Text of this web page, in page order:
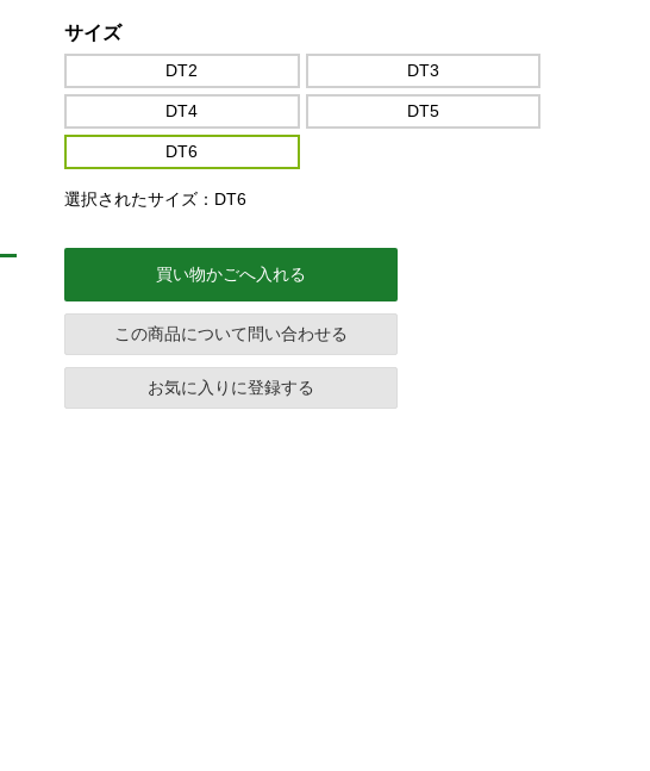
サイズ
DT2 DT3
DT4 DT5
DT6
選択されたサイズ：DT6
買い物かごへ入れる
この商品について問い合わせる
お気に入りに登録する